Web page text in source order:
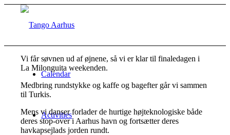
Calendar
Activities
Vi får søvnen ud af øjnene, så vi er klar til finaledagen i
La Milonguita weekenden.
Medbring rundstykke og kaffe og bagefter går vi sammen
til Turkis.
Mens vi danser forlader de hurtige højteknologiske både
deres stop-over i Aarhus havn og fortsætter deres
havkapsejlads jorden rundt.